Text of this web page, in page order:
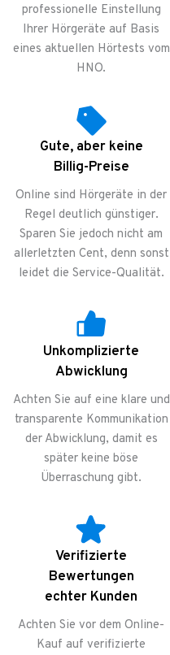
professionelle Einstellung
Ihrer Hörgeräte auf Basis
eines aktuellen Hörtests vom
HNO.
Gute, aber keine
Billig-Preise
Online sind Hörgeräte in der
Regel deutlich günstiger.
Sparen Sie jedoch nicht am
allerletzten Cent, denn sonst
leidet die Service-Qualität.
Unkomplizierte
Abwicklung
Achten Sie auf eine klare und
transparente Kommunikation
der Abwicklung, damit es
später keine böse
Überraschung gibt.
Verifizierte
Bewertungen
echter Kunden
Achten Sie vor dem Online-
Kauf auf verifizierte